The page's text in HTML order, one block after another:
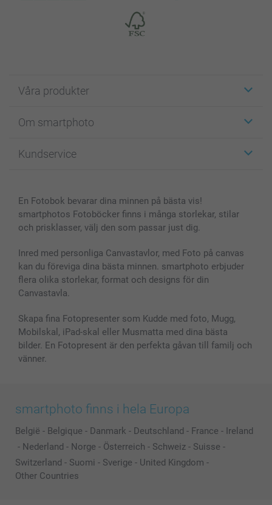
Våra produkter
Fotokort
Fotoböcker
Skal till Mobil & Surfplatta
MyNameBook
Fotoramar & Tillbehör
Presentkort
Alla fotoprodukter
Om smartphoto
För affiliates
Sitemap
Villkor och garantier
Kundservice
smartbonus
Priser & betalning
En Fotobok bevarar dina minnen på bästa vis!
smartphotos Fotoböcker finns i många storlekar, stilar
och prisklasser, välj den som passar just dig.
Inred med personliga Canvastavlor, med Foto på canvas
kan du föreviga dina bästa minnen. smartphoto erbjuder
flera olika storlekar, format och designs för din
Canvastavla.
Skapa fina Fotopresenter som Kudde med foto, Mugg,
Mobilskal, iPad-skal eller Musmatta med dina bästa
bilder. En Fotopresent är den perfekta gåvan till familj och
vänner.
smartphoto finns i hela Europa
België - Belgique - Danmark - Deutschland - France - Ireland
- Nederland - Norge - Österreich - Schweiz - Suisse -
Switzerland - Suomi - Sverige - United Kingdom -
Other Countries